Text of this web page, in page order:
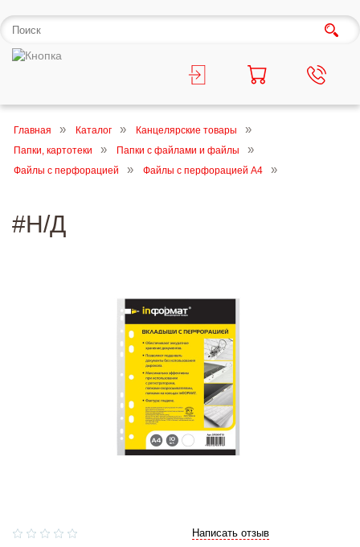
Главная Каталог
Канцелярские товары
Папки, картотеки
Папки с файлами и файлы
Файлы с перфорацией
Файлы с перфорацией А4
#Н/Д
Написать отзыв